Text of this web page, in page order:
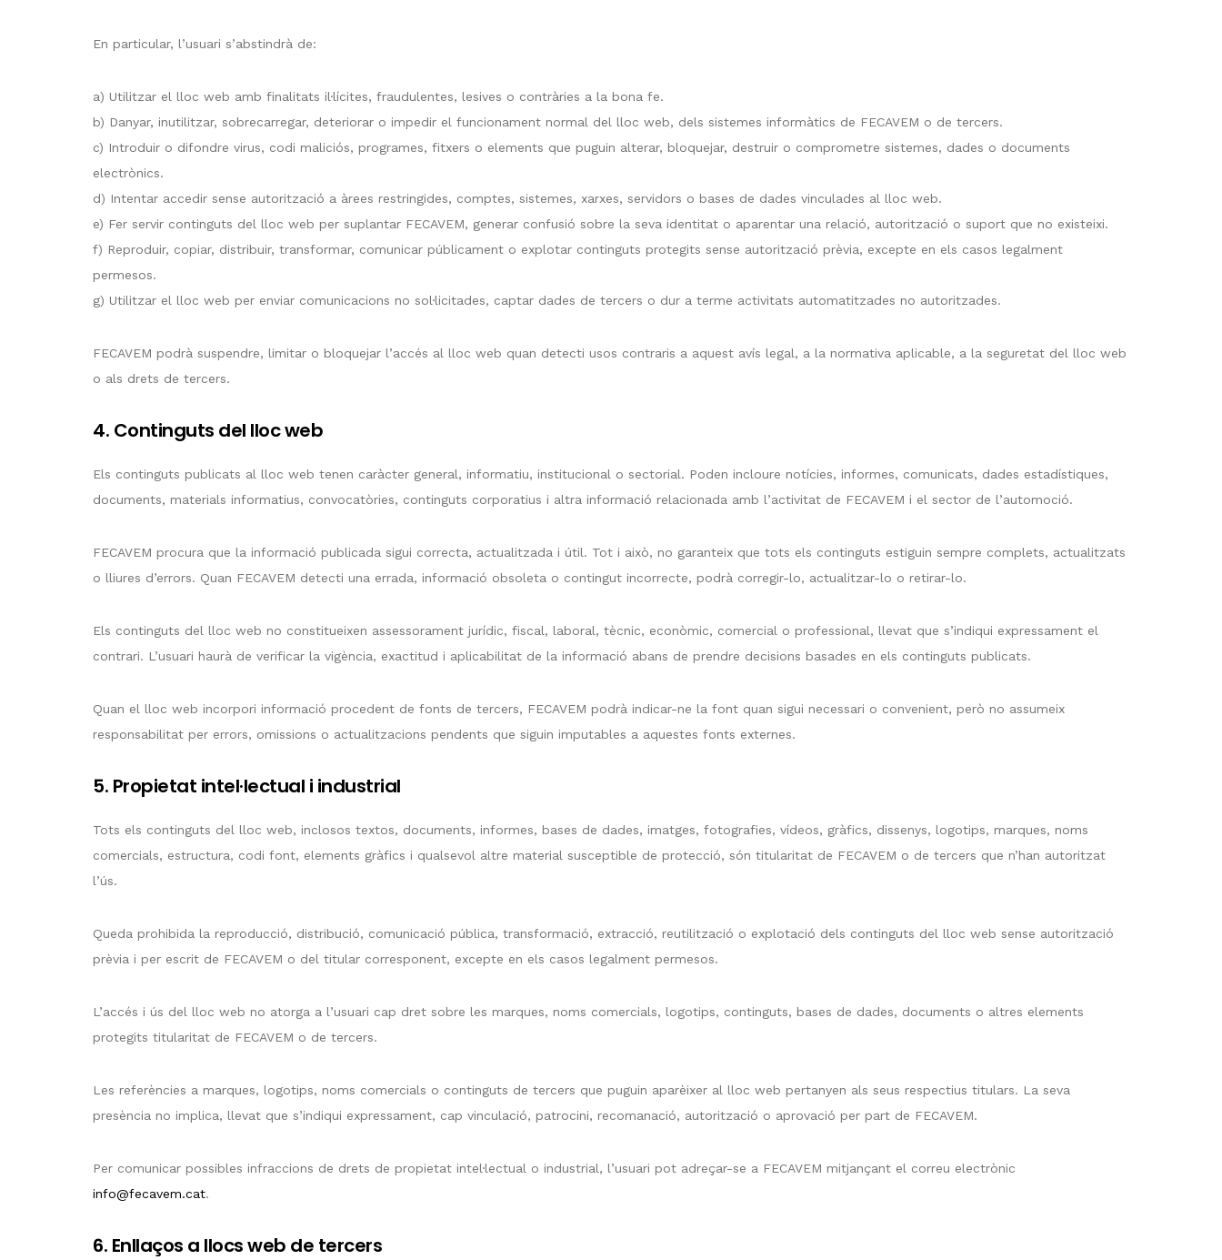
En particular, l’usuari s’abstindrà de:
a) Utilitzar el lloc web amb finalitats il·lícites, fraudulentes, lesives o contràries a la bona fe.
b) Danyar, inutilitzar, sobrecarregar, deteriorar o impedir el funcionament normal del lloc web, dels sistemes informàtics de FECAVEM o de tercers.
c) Introduir o difondre virus, codi maliciós, programes, fitxers o elements que puguin alterar, bloquejar, destruir o comprometre sistemes, dades o documents
electrònics.
d) Intentar accedir sense autorització a àrees restringides, comptes, sistemes, xarxes, servidors o bases de dades vinculades al lloc web.
e) Fer servir continguts del lloc web per suplantar FECAVEM, generar confusió sobre la seva identitat o aparentar una relació, autorització o suport que no existeixi.
f) Reproduir, copiar, distribuir, transformar, comunicar públicament o explotar continguts protegits sense autorització prèvia, excepte en els casos legalment
permesos.
g) Utilitzar el lloc web per enviar comunicacions no sol·licitades, captar dades de tercers o dur a terme activitats automatitzades no autoritzades.
FECAVEM podrà suspendre, limitar o bloquejar l’accés al lloc web quan detecti usos contraris a aquest avís legal, a la normativa aplicable, a la seguretat del lloc web
o als drets de tercers.
4. Continguts del lloc web
Els continguts publicats al lloc web tenen caràcter general, informatiu, institucional o sectorial. Poden incloure notícies, informes, comunicats, dades estadístiques,
documents, materials informatius, convocatòries, continguts corporatius i altra informació relacionada amb l’activitat de FECAVEM i el sector de l’automoció.
FECAVEM procura que la informació publicada sigui correcta, actualitzada i útil. Tot i això, no garanteix que tots els continguts estiguin sempre complets, actualitzats
o lliures d’errors. Quan FECAVEM detecti una errada, informació obsoleta o contingut incorrecte, podrà corregir-lo, actualitzar-lo o retirar-lo.
Els continguts del lloc web no constitueixen assessorament jurídic, fiscal, laboral, tècnic, econòmic, comercial o professional, llevat que s’indiqui expressament el
contrari. L’usuari haurà de verificar la vigència, exactitud i aplicabilitat de la informació abans de prendre decisions basades en els continguts publicats.
Quan el lloc web incorpori informació procedent de fonts de tercers, FECAVEM podrà indicar-ne la font quan sigui necessari o convenient, però no assumeix
responsabilitat per errors, omissions o actualitzacions pendents que siguin imputables a aquestes fonts externes.
5. Propietat intel·lectual i industrial
Tots els continguts del lloc web, inclosos textos, documents, informes, bases de dades, imatges, fotografies, vídeos, gràfics, dissenys, logotips, marques, noms
comercials, estructura, codi font, elements gràfics i qualsevol altre material susceptible de protecció, són titularitat de FECAVEM o de tercers que n’han autoritzat
l’ús.
Queda prohibida la reproducció, distribució, comunicació pública, transformació, extracció, reutilització o explotació dels continguts del lloc web sense autorització
prèvia i per escrit de FECAVEM o del titular corresponent, excepte en els casos legalment permesos.
L’accés i ús del lloc web no atorga a l’usuari cap dret sobre les marques, noms comercials, logotips, continguts, bases de dades, documents o altres elements
protegits titularitat de FECAVEM o de tercers.
Les referències a marques, logotips, noms comercials o continguts de tercers que puguin aparèixer al lloc web pertanyen als seus respectius titulars. La seva
presència no implica, llevat que s’indiqui expressament, cap vinculació, patrocini, recomanació, autorització o aprovació per part de FECAVEM.
Per comunicar possibles infraccions de drets de propietat intel·lectual o industrial, l’usuari pot adreçar-se a FECAVEM mitjançant el correu electrònic
info@fecavem.cat.
6. Enllaços a llocs web de tercers